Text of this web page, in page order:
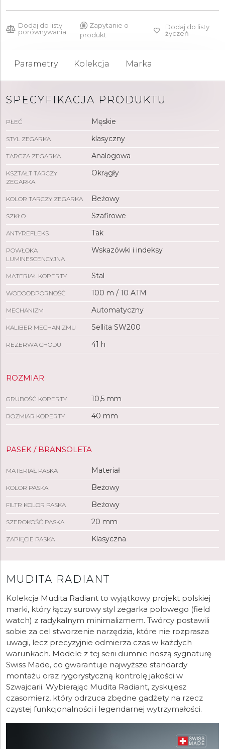
Dodaj do listy
porównywania
Zapytanie o
produkt
Dodaj do listy
życzeń
Parametry Kolekcja Marka
SPECYFIKACJA PRODUKTU
PŁEĆ Męskie
STYL ZEGARKA klasyczny
TARCZA ZEGARKA Analogowa
KSZTAŁT TARCZY
ZEGARKA
Okrągły
KOLOR TARCZY ZEGARKA Beżowy
SZKŁO Szafirowe
ANTYREFLEKS Tak
POWŁOKA
LUMINESCENCYJNA
Wskazówki i indeksy
MATERIAŁ KOPERTY Stal
WODOODPORNOŚĆ 100 m / 10 ATM
MECHANIZM Automatyczny
KALIBER MECHANIZMU Sellita SW200
REZERWA CHODU 41 h
ROZMIAR
GRUBOŚĆ KOPERTY 10,5 mm
ROZMIAR KOPERTY 40 mm
PASEK / BRANSOLETA
MATERIAŁ PASKA Materiał
KOLOR PASKA Beżowy
FILTR KOLOR PASKA Beżowy
SZEROKOŚĆ PASKA 20 mm
ZAPIĘCIE PASKA Klasyczna
MUDITA RADIANT
Kolekcja Mudita Radiant to wyjątkowy projekt polskiej
marki, który łączy surowy styl zegarka polowego (field
watch) z radykalnym minimalizmem. Twórcy postawili
sobie za cel stworzenie narzędzia, które nie rozprasza
uwagi, lecz precyzyjnie odmierza czas w każdych
warunkach. Modele z tej serii dumnie noszą sygnaturę
Swiss Made, co gwarantuje najwyższe standardy
montażu oraz rygorystyczną kontrolę jakości w
Szwajcarii. Wybierając Mudita Radiant, zyskujesz
czasomierz, który odrzuca zbędne gadżety na rzecz
czystej funkcjonalności i legendarnej wytrzymałości.